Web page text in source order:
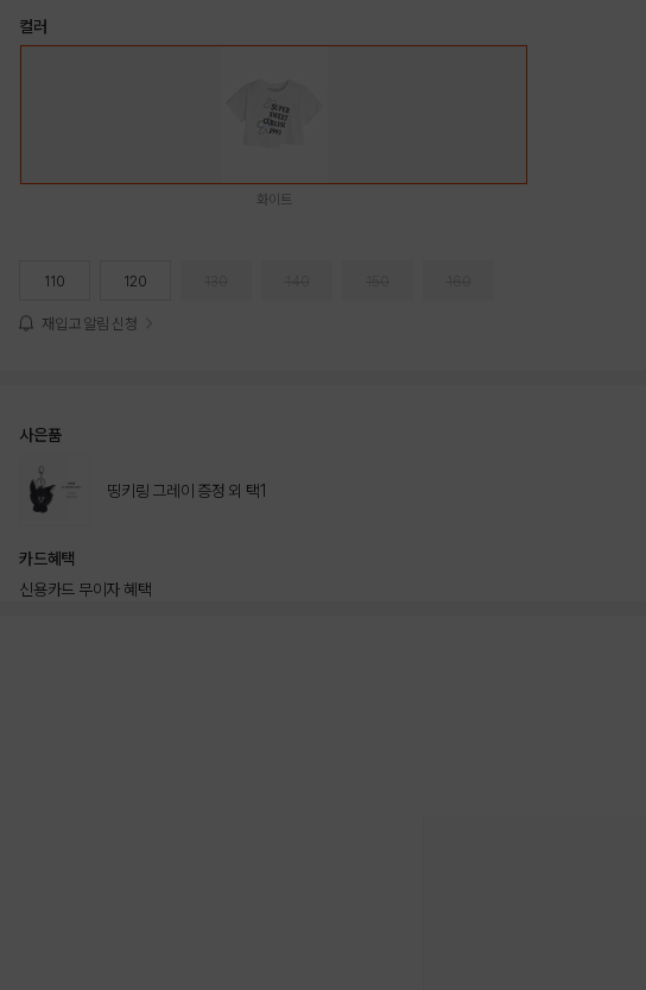
컬러
화이트
110 120
재입고 알림 신청
사은품
띵키링 그레이 증정 외 택1
카드혜택
신용카드 무이자 혜택